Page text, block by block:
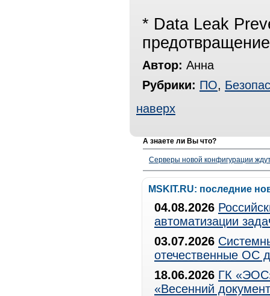
* Data Leak
Автор: Анна
Рубрики: ПО,
наверх
А знаете ли Вы что?
Серверы новой конфигурации
MSKIT.RU: последние
04.08.2026
автоматизации
03.07.2026
отечественные ОС
18.06.2026 ГК
«Весенний